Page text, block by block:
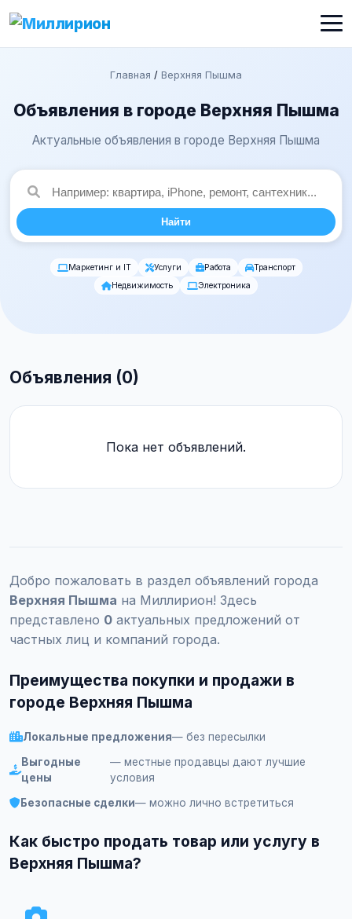
Главная / Верхняя Пышма
Объявления в городе Верхняя Пышма
Актуальные объявления в городе Верхняя Пышма
Найти
Маркетинг и IT Услуги Работа
Транспорт
Недвижимость
Электроника
Объявления (0)
Пока нет объявлений.
Добро пожаловать в раздел объявлений города
Верхняя Пышма на Миллирион! Здесь
представлено 0 актуальных предложений от
частных лиц и компаний города.
Преимущества покупки и продажи в
городе Верхняя Пышма
Локальные предложения— без пересылки
Выгодные
цены
— местные продавцы дают лучшие
условия
Безопасные сделки— можно лично встретиться
Как быстро продать товар или услугу в
Верхняя Пышма?